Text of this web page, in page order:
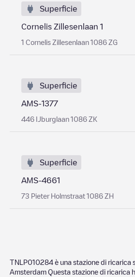
Superficie
Cornelis Zillesenlaan 1
1 Cornelis Zillesenlaan 1086 ZG
Superficie
AMS-1377
446 IJburglaan 1086 ZK
Superficie
AMS-4661
73 Pieter Holmstraat 1086 ZH
TNLP010284 è una stazione di ricarica
Amsterdam Questa stazione di ricarica